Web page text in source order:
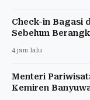
Check-in Bagasi
Sebelum
4 jam lalu
Menteri
Kemiren